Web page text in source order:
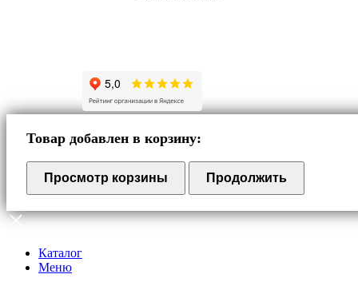
Товар добавлен в корзину:
Просмотр корзины Продолжить
Каталог
Меню